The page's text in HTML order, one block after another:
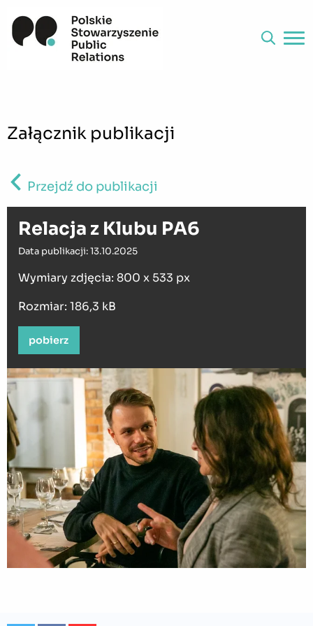
Załącznik publikacji
Przejdź do publikacji
Relacja z Klubu PA6
Data publikacji: 13.10.2025
Wymiary zdjęcia: 800 x 533 px
Rozmiar: 186,3 kB
pobierz